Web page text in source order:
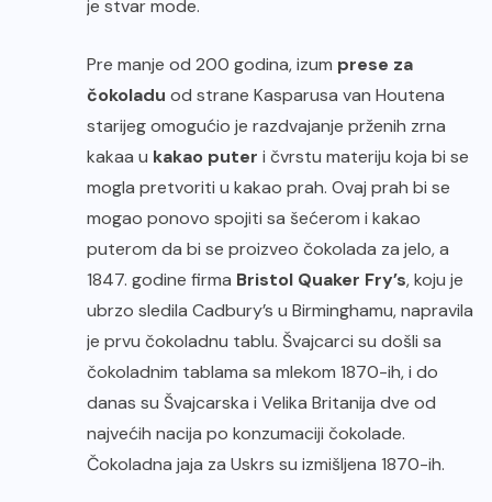
je stvar mode.
Pre manje od 200 godina, izum prese za
čokoladu od strane Kasparusa van Houtena
starijeg omogućio je razdvajanje prženih zrna
kakaa u kakao puter i čvrstu materiju koja bi se
mogla pretvoriti u kakao prah. Ovaj prah bi se
mogao ponovo spojiti sa šećerom i kakao
puterom da bi se proizveo čokolada za jelo, a
1847. godine firma Bristol Quaker Fry’s, koju je
ubrzo sledila Cadbury’s u Birminghamu, napravila
je prvu čokoladnu tablu. Švajcarci su došli sa
čokoladnim tablama sa mlekom 1870-ih, i do
danas su Švajcarska i Velika Britanija dve od
najvećih nacija po konzumaciji čokolade.
Čokoladna jaja za Uskrs su izmišljena 1870-ih.